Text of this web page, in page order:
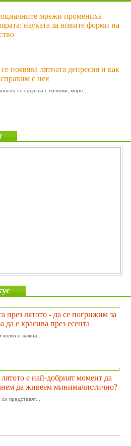
мрежи промениха
науката за новите форми на
появява лятната депресия и как
справим с нея
се свързва с почивки, море,...
през лятото - да се погрижим за
да е красива през есента
колко е важна...
е най-добрият момент да
да живеем минималистично?
представят...